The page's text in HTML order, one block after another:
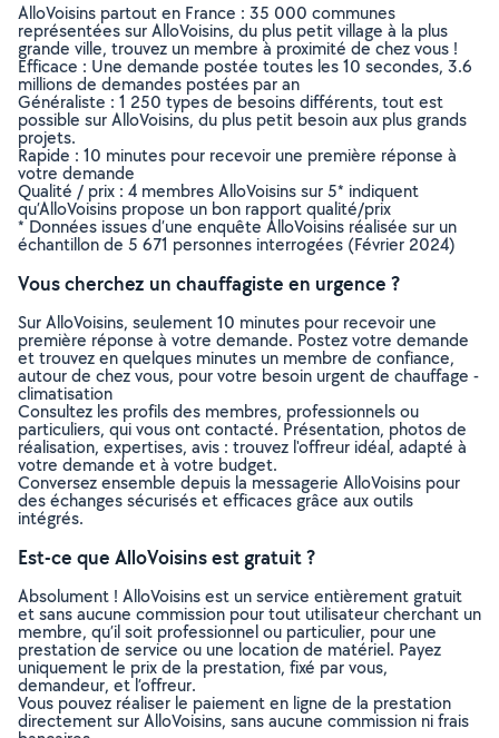
AlloVoisins partout en France : 35 000 communes
représentées sur AlloVoisins, du plus petit village à la plus
grande ville, trouvez un membre à proximité de chez vous !
Efficace : Une demande postée toutes les 10 secondes, 3.6
millions de demandes postées par an
Généraliste : 1 250 types de besoins différents, tout est
possible sur AlloVoisins, du plus petit besoin aux plus grands
projets.
Rapide : 10 minutes pour recevoir une première réponse à
votre demande
Qualité / prix : 4 membres AlloVoisins sur 5* indiquent
qu’AlloVoisins propose un bon rapport qualité/prix
* Données issues d’une enquête AlloVoisins réalisée sur un
échantillon de 5 671 personnes interrogées (Février 2024)
Vous cherchez un chauffagiste en urgence ?
Sur AlloVoisins, seulement 10 minutes pour recevoir une
première réponse à votre demande. Postez votre demande
et trouvez en quelques minutes un membre de confiance,
autour de chez vous, pour votre besoin urgent de chauffage -
climatisation
Consultez les profils des membres, professionnels ou
particuliers, qui vous ont contacté. Présentation, photos de
réalisation, expertises, avis : trouvez l'offreur idéal, adapté à
votre demande et à votre budget.
Conversez ensemble depuis la messagerie AlloVoisins pour
des échanges sécurisés et efficaces grâce aux outils
intégrés.
Est-ce que AlloVoisins est gratuit ?
Absolument ! AlloVoisins est un service entièrement gratuit
et sans aucune commission pour tout utilisateur cherchant un
membre, qu’il soit professionnel ou particulier, pour une
prestation de service ou une location de matériel. Payez
uniquement le prix de la prestation, fixé par vous,
demandeur, et l’offreur.
Vous pouvez réaliser le paiement en ligne de la prestation
directement sur AlloVoisins, sans aucune commission ni frais